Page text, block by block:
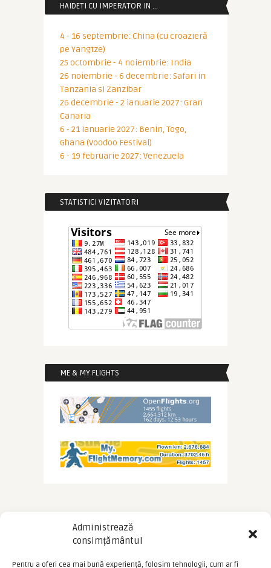
Administrează
consimțământul
Pentru a oferi cea mai bună experiență, folosim tehnologii, cum ar fi
HAIDETI CU IMPERATOR IN …
4 - 16 septembrie: China (cu croazieră
pe Yangtze)
25 octombrie - 4 noiembrie: India
26 noiembrie - 6 decembrie: Safari in
Tanzania si Zanzibar
26 decembrie - 2 ianuarie 2027: Gran
Canaria
6 - 21 ianuarie 2027: Benin, Togo,
Ghana (Voodoo Festival)
6 - 19 februarie 2027: Venezuela
STATISTICI VIZITATORI
ME & MY FLIGHTS